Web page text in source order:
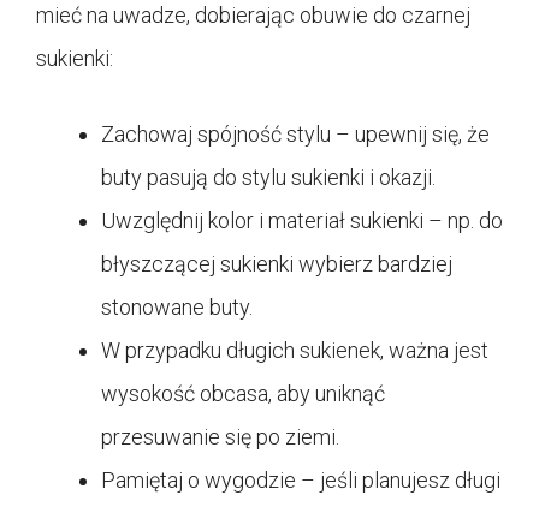
mieć na uwadze, dobierając obuwie do czarnej
sukienki:
Zachowaj spójność stylu – upewnij się, że
buty pasują do stylu sukienki i okazji.
Uwzględnij kolor i materiał sukienki – np. do
błyszczącej sukienki wybierz bardziej
stonowane buty.
W przypadku długich sukienek, ważna jest
wysokość obcasa, aby uniknąć
przesuwanie się po ziemi.
Pamiętaj o wygodzie – jeśli planujesz długi